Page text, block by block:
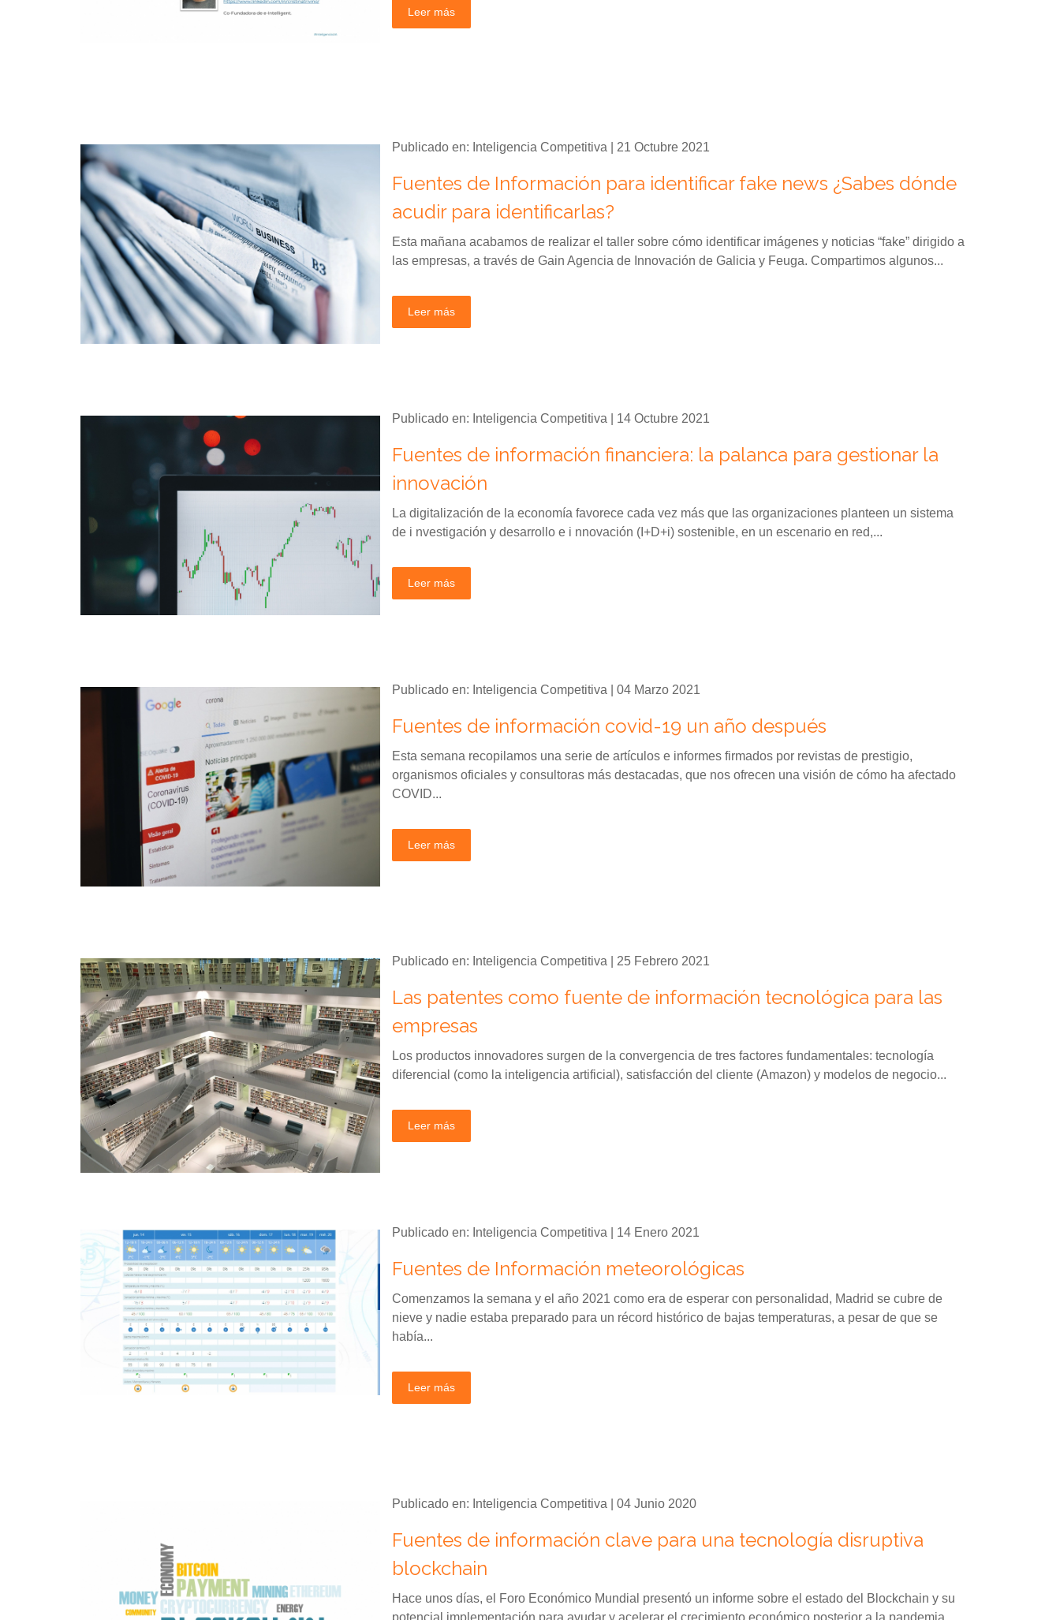
Leer más
Publicado en: Inteligencia Competitiva | 21 Octubre 2021
Fuentes de Información para identificar fake news ¿Sabes dónde
acudir para identificarlas?
Esta mañana acabamos de realizar el taller sobre cómo identificar imágenes y noticias “fake” dirigido a
las empresas, a través de Gain Agencia de Innovación de Galicia y Feuga. Compartimos algunos...
Leer más
Publicado en: Inteligencia Competitiva | 14 Octubre 2021
Fuentes de información financiera: la palanca para gestionar la
innovación
La digitalización de la economía favorece cada vez más que las organizaciones planteen un sistema
de i nvestigación y desarrollo e i nnovación (I+D+i) sostenible, en un escenario en red,...
Leer más
Publicado en: Inteligencia Competitiva | 04 Marzo 2021
Fuentes de información covid-19 un año después
Esta semana recopilamos una serie de artículos e informes firmados por revistas de prestigio,
organismos oficiales y consultoras más destacadas, que nos ofrecen una visión de cómo ha afectado
COVID...
Leer más
Publicado en: Inteligencia Competitiva | 25 Febrero 2021
Las patentes como fuente de información tecnológica para las
empresas
Los productos innovadores surgen de la convergencia de tres factores fundamentales: tecnología
diferencial (como la inteligencia artificial), satisfacción del cliente (Amazon) y modelos de negocio...
Leer más
Publicado en: Inteligencia Competitiva | 14 Enero 2021
Fuentes de Información meteorológicas
Comenzamos la semana y el año 2021 como era de esperar con personalidad, Madrid se cubre de
nieve y nadie estaba preparado para un récord histórico de bajas temperaturas, a pesar de que se
había...
Leer más
Publicado en: Inteligencia Competitiva | 04 Junio 2020
Fuentes de información clave para una tecnología disruptiva
blockchain
Hace unos días, el Foro Económico Mundial presentó un informe sobre el estado del Blockchain y su
potencial implementación para ayudar y acelerar el crecimiento económico posterior a la pandemia